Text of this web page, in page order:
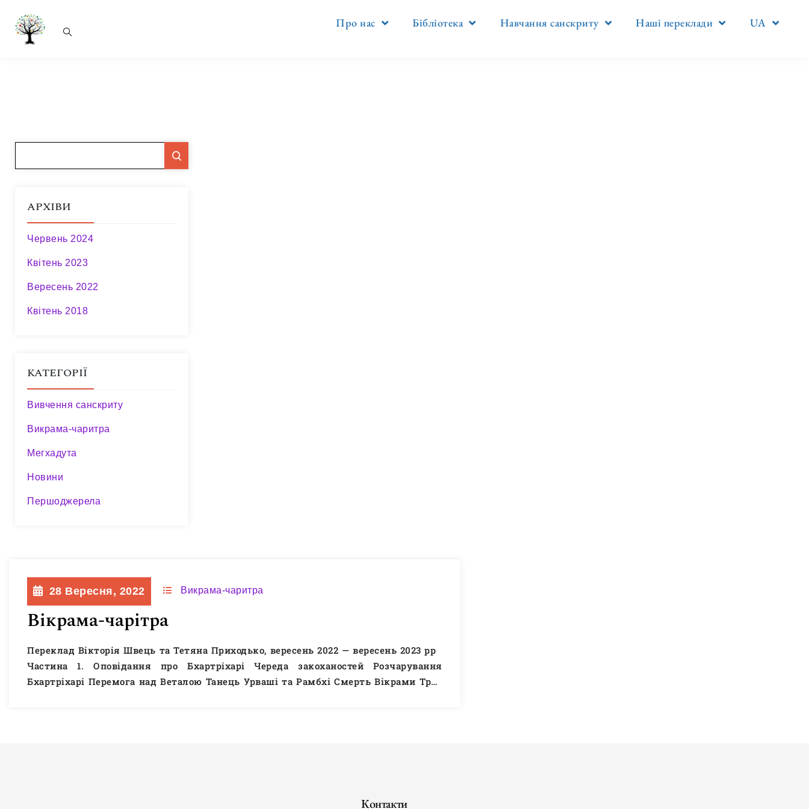
Про нас Бібліотека Навчання санскриту Наші переклади UA
АРХІВИ
Червень 2024
Квітень 2023
Вересень 2022
Квітень 2018
КАТЕГОРІЇ
Вивчення санскриту
Викрама-чаритра
Мегхадута
Новини
Першоджерела
28 Вересня, 2022 Викрама-чаритра
Вікрама-чарітра
Переклад Вікторія Швець та Тетяна Приходько, вересень 2022 — вересень 2023 рр
Частина 1. Оповідання про Бхартріхарі Череда закоханостей Розчарування
Бхартріхарі Перемога над Веталою Танець Урваші та Рамбхі Смерть Вікрами Трон
Контакти